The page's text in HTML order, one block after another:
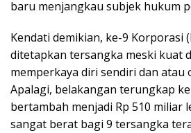
baru menjangkau subjek hukum
Kendati demikian, ke-9 Korporasi
ditetapkan tersangka meski kuat
memperkaya diri sendiri dan atau
Apalagi, belakangan terungkap
bertambah menjadi Rp 510 miliar
sangat berat bagi 9 tersangka